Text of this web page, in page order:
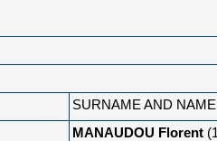
SURNAME AND NAME
MANAUDOU Florent